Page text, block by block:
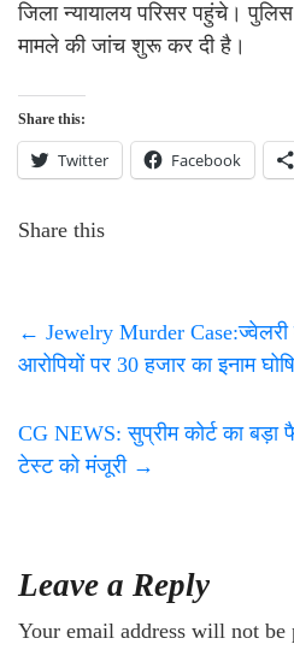
जिला न्यायालय परिसर पहुंचे।
मामले की जांच शुरू कर दी है।
Share this:
Twitter Facebook
Share this
← Jewelry Murder Case:ज्वेलरी
आरोपियों पर 30 हजार का इनाम
CG NEWS: सुप्रीम कोर्ट का बड़ा
टेस्ट को मंजूरी →
Leave a Reply
Your email address will not be